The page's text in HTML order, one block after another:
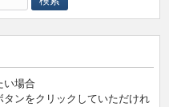
い場合
ンをクリックしていただけれ